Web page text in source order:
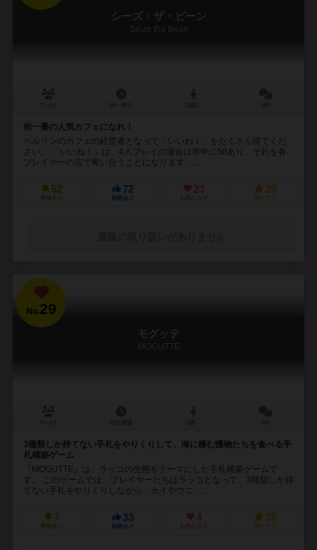
シーズ・ザ・ビーン
Seize the Bean
街一番の人気カフェになれ！
ベルリンのカフェの経営者となって「いいね！」をたくさん得てくだ
さい。 「いいね！」は、4人プレイの場合は市中に50あり、それを各
プレイヤーの店で奪い合うことになります。...
52
興味あり
72
経験あり
23
お気に入り
29
持ってる
No.29
モグッテ
MOGUTTE
3種類しか持てない手札をやりくりして、海に棲む獲物たちを食べる手
札構築ゲーム
『MOGUTTE』は、ラッコの生態をテーマにした手札構築ゲームで
す。 このゲームでは、プレイヤーたちはラッコとなって、3種類しか持
てない手札をやりくりしながら、カイやウニ、...
7
興味あり
33
経験あり
4
お気に入り
35
持ってる